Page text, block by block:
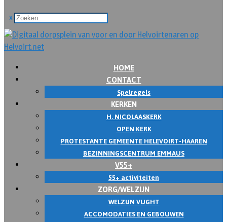
x
HOME
CONTACT
Spelregels
KERKEN
H. NICOLAASKERK
OPEN KERK
PROTESTANTE GEMEENTE HELEVOIRT-HAAREN
BEZINNINGSCENTRUM EMMAUS
V55+
55+ activiteiten
ZORG/WELZIJN
WELZIJN VUGHT
ACCOMODATIES EN GEBOUWEN